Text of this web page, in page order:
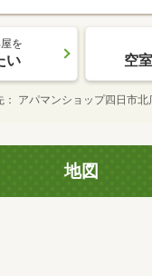
を
い 空
アパマンショップ四日市北
地図